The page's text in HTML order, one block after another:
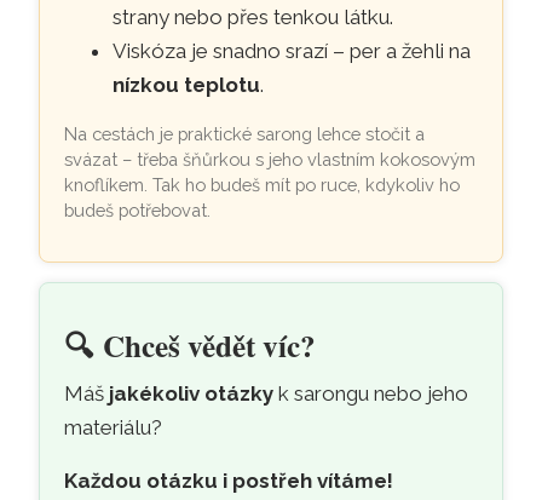
strany nebo přes tenkou látku.
Viskóza je snadno srazí – per a žehli na
nízkou teplotu.
Na cestách je praktické sarong lehce stočit a
svázat – třeba šňůrkou s jeho vlastním kokosovým
knoflíkem. Tak ho budeš mít po ruce, kdykoliv ho
budeš potřebovat.
🔍 Chceš vědět víc?
Máš jakékoliv otázky k sarongu nebo jeho
materiálu?
Každou otázku i postřeh vítáme!